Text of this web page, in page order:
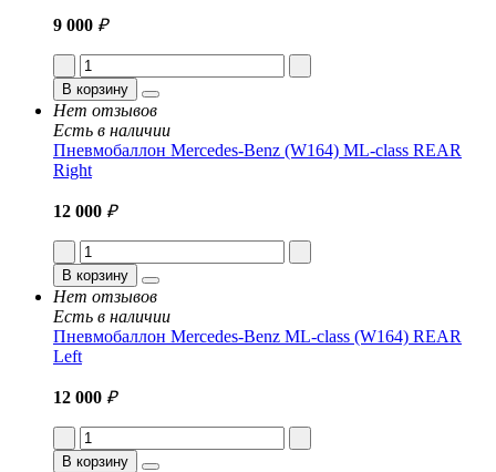
9 000 ₽
В корзину
Нет отзывов
Есть в наличии
Пневмобаллон Mercedes-Benz (W164) ML-class REAR
Right
12 000 ₽
В корзину
Нет отзывов
Есть в наличии
Пневмобаллон Mercedes-Benz ML-class (W164) REAR
Left
12 000 ₽
В корзину